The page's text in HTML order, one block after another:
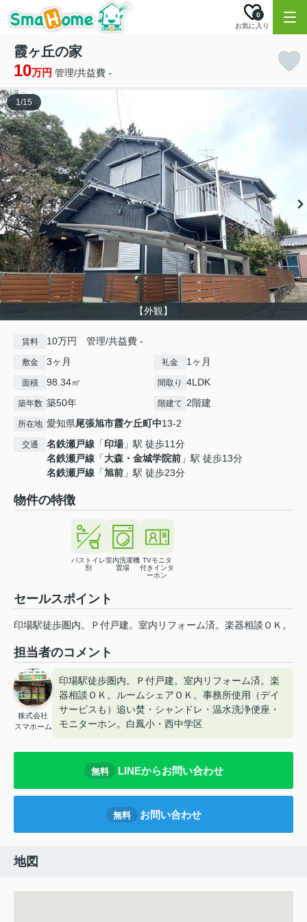
お気に入り
0
霞ヶ丘の家
10万円 管理/共益費 -
【外観】
1/15
賃料 10万円 管理/共益費 -
敷金 3ヶ月 礼金 1ヶ月
面積 98.34㎡ 間取り 4LDK
築年数 築50年 階建て 2階建
所在地 愛知県尾張旭市霞ケ丘町中13-2
交通 名鉄瀬戸線 「印場」駅 徒歩11分
名鉄瀬戸線 「大森・金城学院前 」駅 徒歩13分
名鉄瀬戸線 「旭前 」駅 徒歩23分
物件の特徴
バストイレ
別
室内洗濯機
置場
TVモニタ
付きインタ
ーホン
セールスポイント
印場駅徒歩圏内。Ｐ付戸建。室内リフォーム済。楽器相談ＯＫ。
担当者のコメント
株式会社
スマホーム
印場駅徒歩圏内。Ｐ付戸建。室内リフォーム済。楽
器相談ＯＫ。ルームシェアＯＫ。事務所使用（デイ
サービスも）追い焚・シャンドレ・温水洗浄便座・
モニターホン。白鳳小・西中学区
無料 LINEからお問い合わせ
無料 お問い合わせ
地図